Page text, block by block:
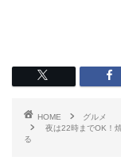
HOME
グルメ
夜は22時までOK！
る